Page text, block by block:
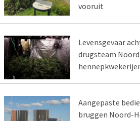
vooruit
Levensgevaar
drugsteam
Aangepaste
bruggen Noord-